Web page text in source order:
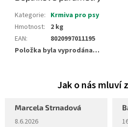
Kategorie: Krmiva pro psy
Hmotnost:
2 kg
EAN:
8020997011195
Položka byla vyprodána…
Marcela Strnadová
Hodnocení obchodu je 5 z 5 hvězdiček.
8.6.2026